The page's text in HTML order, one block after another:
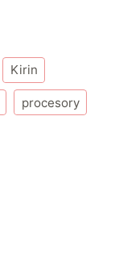
Kirin
procesory